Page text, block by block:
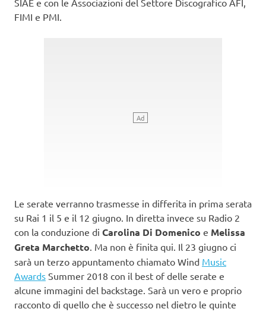
FIMI e PMI.
Le serate verranno trasmesse in differita in prima serata
su Rai 1 il 5 e il 12 giugno. In diretta invece su Radio 2
con la conduzione di Carolina Di Domenico e Melissa
Greta Marchetto . Ma non è finita qui. Il 23 giugno ci
sarà un terzo appuntamento chiamato Wind Music
Awards Summer 2018 con il best of delle serate e
alcune immagini del backstage. Sarà un vero e proprio
racconto di quello che è successo nel dietro le quinte